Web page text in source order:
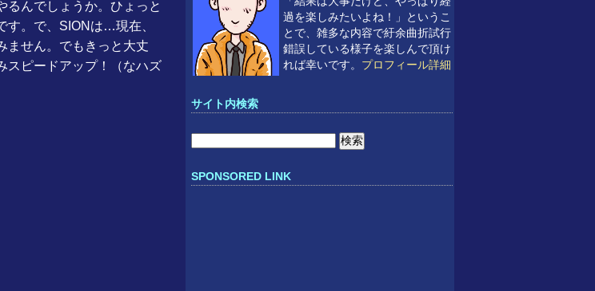
るんでしょうか。ひょっと
す。で、SIONは…現在、
ません。でもきっと大丈
スピードアップ！（なハズ
過を楽しみたいよね！」というこ
とで、雑多な内容で紆余曲折試行
錯誤している様子を楽しんで頂け
れば幸いです。 プロフィール詳細
サイト内検索
SPONSORED LINK